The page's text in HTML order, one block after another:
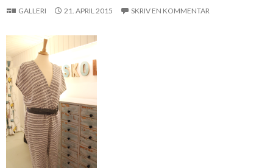
GALLERI 21. APRIL 2015 SKRIV EN KOMMENTAR